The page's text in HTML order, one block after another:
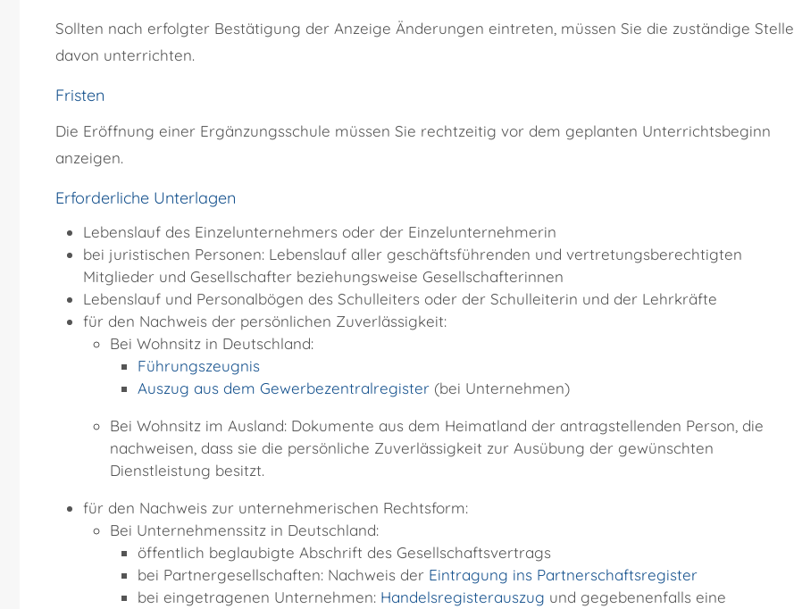
Sollten nach erfolgter Bestätigung der Anzeige Änderungen eintreten, müssen Sie die zuständige Stelle
davon unterrichten.
Fristen
Die Eröffnung einer Ergänzungsschule müssen Sie rechtzeitig vor dem geplanten Unterrichtsbeginn
anzeigen.
Erforderliche Unterlagen
Lebenslauf des Einzelunternehmers oder der Einzelunternehmerin
bei juristischen Personen: Lebenslauf aller geschäftsführenden und vertretungsberechtigten
Mitglieder und Gesellschafter beziehungsweise Gesellschafterinnen
Lebenslauf und Personalbögen des Schulleiters oder der Schulleiterin und der Lehrkräfte
für den Nachweis der persönlichen Zuverlässigkeit:
Bei Wohnsitz in Deutschland:
Führungszeugnis
Auszug aus dem Gewerbezentralregister(bei Unternehmen)
Bei Wohnsitz im Ausland: Dokumente aus dem Heimatland der antragstellenden Person, die
nachweisen, dass sie die persönliche Zuverlässigkeit zur Ausübung der gewünschten
Dienstleistung besitzt.
für den Nachweis zur unternehmerischen Rechtsform:
Bei Unternehmenssitz in Deutschland:
öffentlich beglaubigte Abschrift des Gesellschaftsvertrags
bei Partnergesellschaften: Nachweis der Eintragung ins Partnerschaftsregister
bei eingetragenen Unternehmen: Handelsregisterauszug und gegebenenfalls eine